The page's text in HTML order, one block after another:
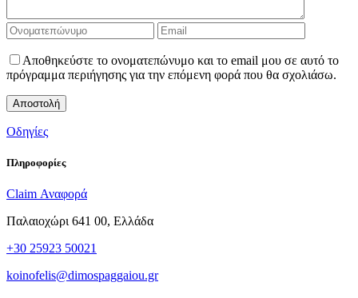
Αποθηκεύστε το ονοματεπώνυμο και το email μου σε αυτό το
πρόγραμμα περιήγησης για την επόμενη φορά που θα σχολιάσω.
Οδηγίες
Πληροφορίες
Claim Αναφορά
Παλαιοχώρι 641 00, Ελλάδα
+30 25923 50021
koinofelis@dimospaggaiou.gr